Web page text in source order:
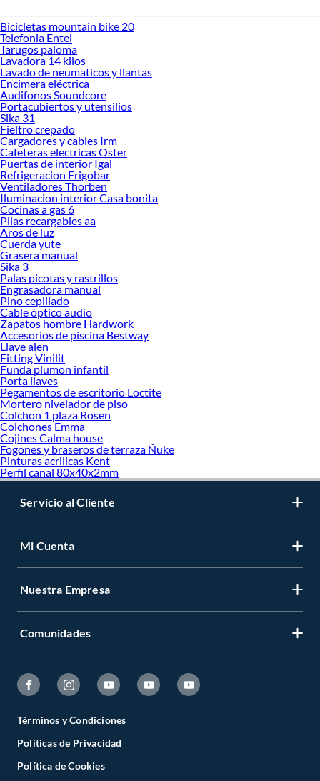
Bicicletas mountain bike 20
Telefonia Entel
Tarugos paloma
Lavadora 14 kilos
Lavado de neumaticos y llantas
Encimera eléctrica
Audifonos Soundcore
Portacubiertos y utensilios
Sika 31
Fieltro crepado
Cargadores y cables Irm
Cafeteras electricas Oster
Puertas de interior Igal
Refrigeracion Frigobar
Ventiladores Thorben
Iluminacion interior Casa bonita
Cocinas a gas 6
Pilas recargables aa
Aros de luz
Cuerda yute
Grasera manual
Sika 3
Palas picotas y rastrillos
Engrasadora manual
Pino cepillado
Cable óptico audio
Zapatos hombre Hardwork
Accesorios de piscina Bestway
Llave alen
Fitting Vinilit
Funda plumon infantil
Porta llaves
Pegamentos de escritorio Loctite
Mortero nivelador de piso
Colchon 1 plaza Rosen
Colchones Emma
Cojines Calma house
Fogones y braseros de terraza Ñuke
Pinturas acrilicas Kent
Perfil canal 80x40x2mm
Servicio al Cliente
Mi Cuenta
Nuestra Empresa
Comunidades
Términos y Condiciones
Políticas de Privacidad
Política de Cookies